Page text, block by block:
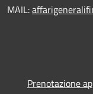
MAIL:
Prenotazione